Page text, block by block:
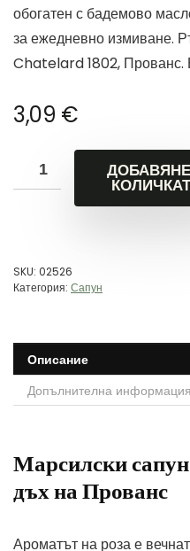
обогатен с бадемово
за ежедневно измиване.
Chatelard 1802, Прованс.
3,09 €
SKU: 02526
Категория: Сапун
Описание
Допълнителна информация
Марсилски
дъх на Прованс
Ароматът на роза е